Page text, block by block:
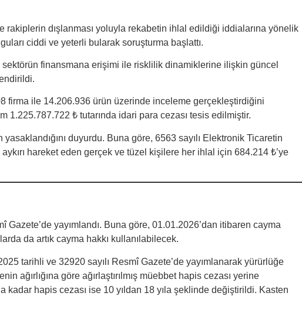
rakiplerin dışlanması yoluyla rekabetin ihlal edildiği iddialarına yönelik
ciddi ve yeterli bularak soruşturma başlattı.
sektörün finansmana erişimi ile risklilik dinamiklerine ilişkin güncel
firma ile 14.206.936 ürün üzerinde inceleme gerçekleştirdiğini
₺ tutarında idari para cezası tesis edilmiştir.
duyurdu. Buna göre, 6563 sayılı Elektronik Ticaretin
hareket eden gerçek ve tüzel kişilere her ihlal için 684.214 ₺’ye
yayımlandı. Buna göre, 01.01.2026’dan itibaren cayma
da artık cayma hakkı kullanılabilecek.
tarihli ve 32920 sayılı Resmî Gazete’de yayımlanarak yürürlüğe
ağırlığına göre ağırlaştırılmış müebbet hapis cezası yerine
kadar hapis cezası ise 10 yıldan 18 yıla şeklinde değiştirildi. Kasten